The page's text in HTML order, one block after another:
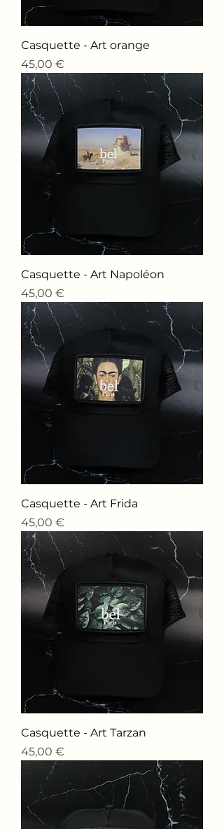
Casquette - Art orange
Price
45,00 €
Casquette - Art Napoléon
Price
45,00 €
Casquette - Art Frida
Price
45,00 €
Casquette - Art Tarzan
Price
45,00 €